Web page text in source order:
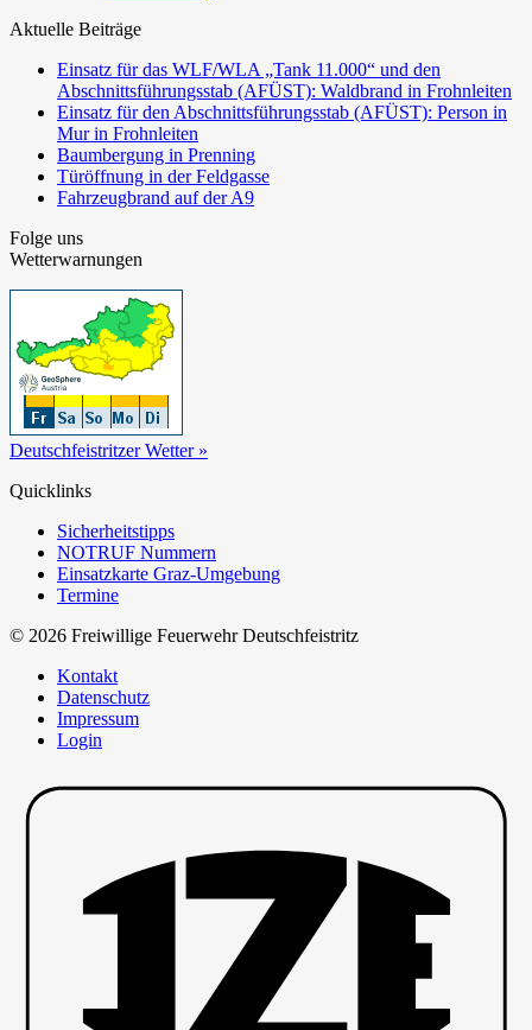
Aktuelle Beiträge
Einsatz für das WLF/WLA „Tank 11.000“ und den
Abschnittsführungsstab (AFÜST): Waldbrand in Frohnleiten
Einsatz für den Abschnittsführungsstab (AFÜST): Person in
Mur in Frohnleiten
Baumbergung in Prenning
Türöffnung in der Feldgasse
Fahrzeugbrand auf der A9
Folge uns
Wetterwarnungen
Deutschfeistritzer Wetter »
Quicklinks
Sicherheitstipps
NOTRUF Nummern
Einsatzkarte Graz-Umgebung
Termine
© 2026 Freiwillige Feuerwehr Deutschfeistritz
Kontakt
Datenschutz
Impressum
Login